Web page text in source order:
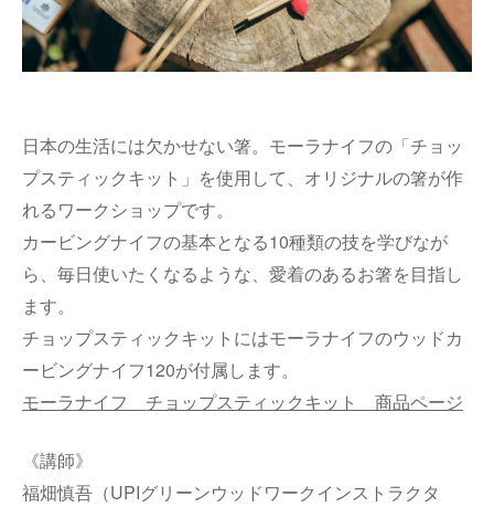
日本の生活には欠かせない箸。モーラナイフの「チョッ
プスティックキット」を使用して、オリジナルの箸が作
れるワークショップです。
カービングナイフの基本となる10種類の技を学びなが
ら、毎日使いたくなるような、愛着のあるお箸を目指し
ます。
チョップスティックキットにはモーラナイフのウッドカ
ービングナイフ120が付属します。
モーラナイフ チョップスティックキット 商品ページ
《講師》
福畑慎吾（UPIグリーンウッドワークインストラクタ